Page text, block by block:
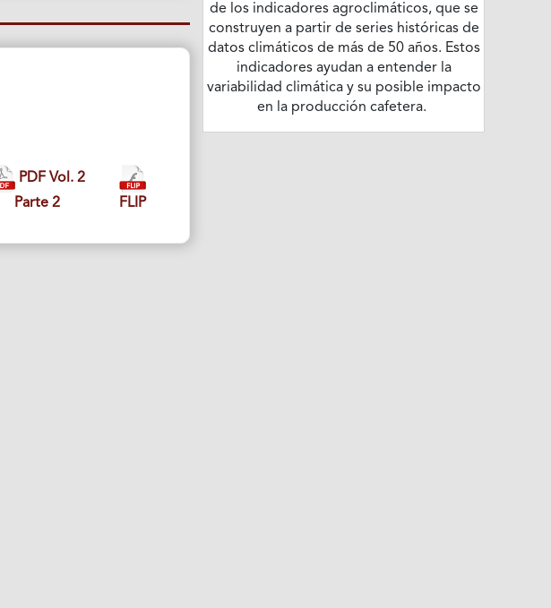
PDF Vol. 2
Parte 2
FLIP
de los indicadores agroclimáticos, que se
construyen a partir de series históricas de
datos climáticos de más de 50 años. Estos
indicadores ayudan a entender la
variabilidad climática y su posible impacto
en la producción cafetera.